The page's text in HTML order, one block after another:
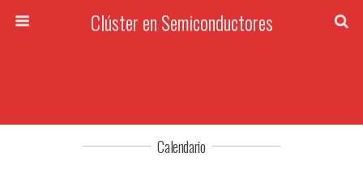
Clúster en Semiconductores
Calendario